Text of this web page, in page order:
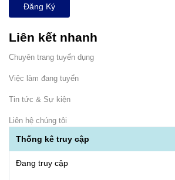
Đăng Ký
Liên kết nhanh
Chuyên trang tuyển dụng
Việc làm đang tuyển
Tin tức & Sự kiện
Liên hệ chúng tôi
Thống kê truy cập
Đang truy cập